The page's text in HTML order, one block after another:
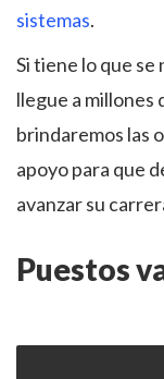
sistemas.
Si tiene lo que
llegue a millones
brindaremos las
apoyo para que
avanzar su
Puestos